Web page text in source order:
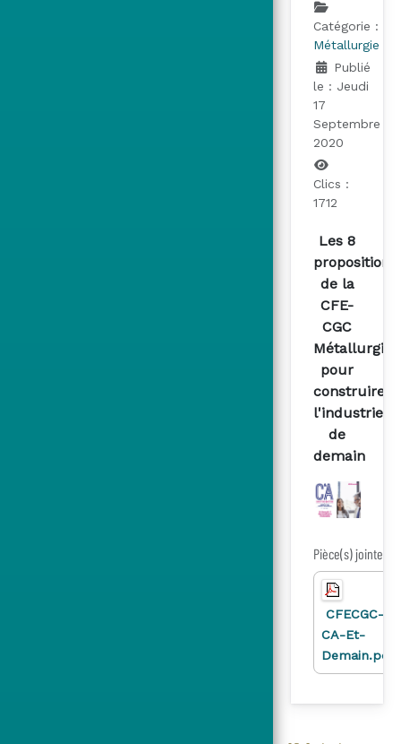
Catégorie :
Métallurgie
Publié
le : Jeudi
17
Septembre
2020
Clics :
1712
Les 8
propositions
de la
CFE-
CGC
Métallurgie
pour
construire
l'industrie
de
demain
Pièce(s) jointe(s)
CFECGC-
CA-Et-
Demain.pdf